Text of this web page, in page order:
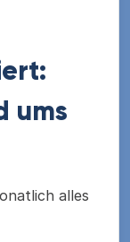
ums
alles